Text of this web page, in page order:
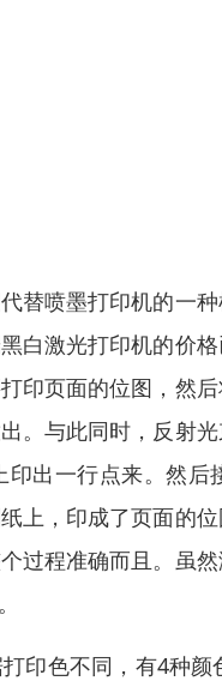
替喷墨打印机的一
白激光打印机的价
印页面的位图，然
。与此同时，反射
出一行点来。然
上，印成了页面的
过程准确而且。虽
印色不同，有4种